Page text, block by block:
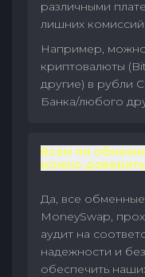
различными
лишних комиссий
Например,
криптовалюты
другие) в рубли
Банка/любого
Всем ли
можно
Да, все
MoneySwap,
аудит на
надежности и
обеспечить